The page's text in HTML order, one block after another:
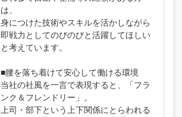
は、
身につけた技術やスキルを活かしながら
即戦力としてのびのびと活躍してほしい
と考えています。
■腰を落ち着けて安心して働ける環境
当社の社風を一言で表現すると、「フラ
ンク＆フレンドリー」。
上司・部下という上下関係にとらわれる